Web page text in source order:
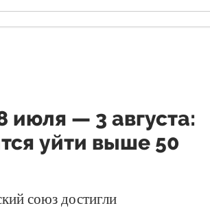
июля — 3 августа:
уйти выше 50
союз достигли